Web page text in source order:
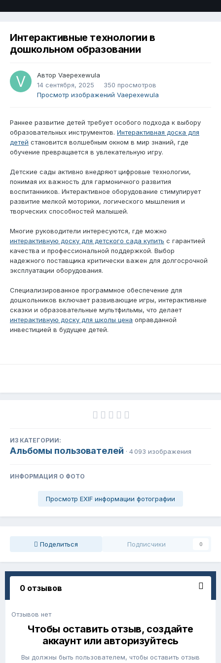
Интерактивные технологии в
дошкольном образовании
Автор Vaepexewula
14 сентября, 2025
350 просмотров
Просмотр изображений Vaepexewula
Раннее развитие детей требует особого подхода к выбору
образовательных инструментов. Интерактивная доска для
детей становится волшебным окном в мир знаний, где
обучение превращается в увлекательную игру.
Детские сады активно внедряют цифровые технологии,
понимая их важность для гармоничного развития
воспитанников. Интерактивное оборудование стимулирует
развитие мелкой моторики, логического мышления и
творческих способностей малышей.
Многие руководители интересуются, где можно
интерактивную доску для детского сада купить с гарантией
качества и профессиональной поддержкой. Выбор
надежного поставщика критически важен для долгосрочной
эксплуатации оборудования.
Специализированное программное обеспечение для
дошкольников включает развивающие игры, интерактивные
сказки и образовательные мультфильмы, что делает
интерактивную доску для школы цена оправданной
инвестицией в будущее детей.
ИЗ КАТЕГОРИИ:
Альбомы пользователей · 4 093 изображения
ИНФОРМАЦИЯ О ФОТО
Просмотр EXIF информации фотографии
Поделиться Подписчики 0
0 отзывов
Отзывов нет
Чтобы оставить отзыв, создайте
аккаунт или авторизуйтесь
Вы должны быть пользователем, чтобы оставить отзыв